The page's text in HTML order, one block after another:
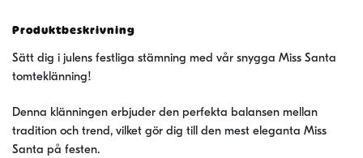
Produktbeskrivning
Sätt dig i julens festliga stämning med vår snygga Miss Santa
tomteklänning!
Denna klänningen erbjuder den perfekta balansen mellan
tradition och trend, vilket gör dig till den mest eleganta Miss
Santa på festen.